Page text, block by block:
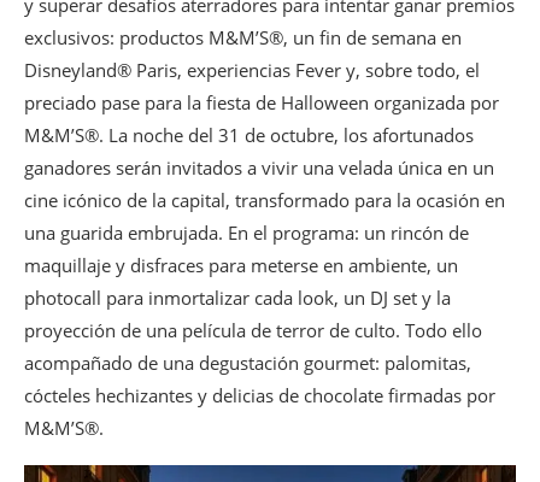
exclusivos: productos M&M’S®, un fin de semana en
Disneyland® Paris, experiencias Fever y, sobre todo, el
preciado pase para la fiesta de Halloween organizada por
M&M’S®. La noche del 31 de octubre, los afortunados
ganadores serán invitados a vivir una velada única en un
cine icónico de la capital, transformado para la ocasión en
una guarida embrujada. En el programa: un rincón de
maquillaje y disfraces para meterse en ambiente, un
photocall para inmortalizar cada look, un DJ set y la
proyección de una película de terror de culto. Todo ello
acompañado de una degustación gourmet: palomitas,
cócteles hechizantes y delicias de chocolate firmadas por
M&M’S®.